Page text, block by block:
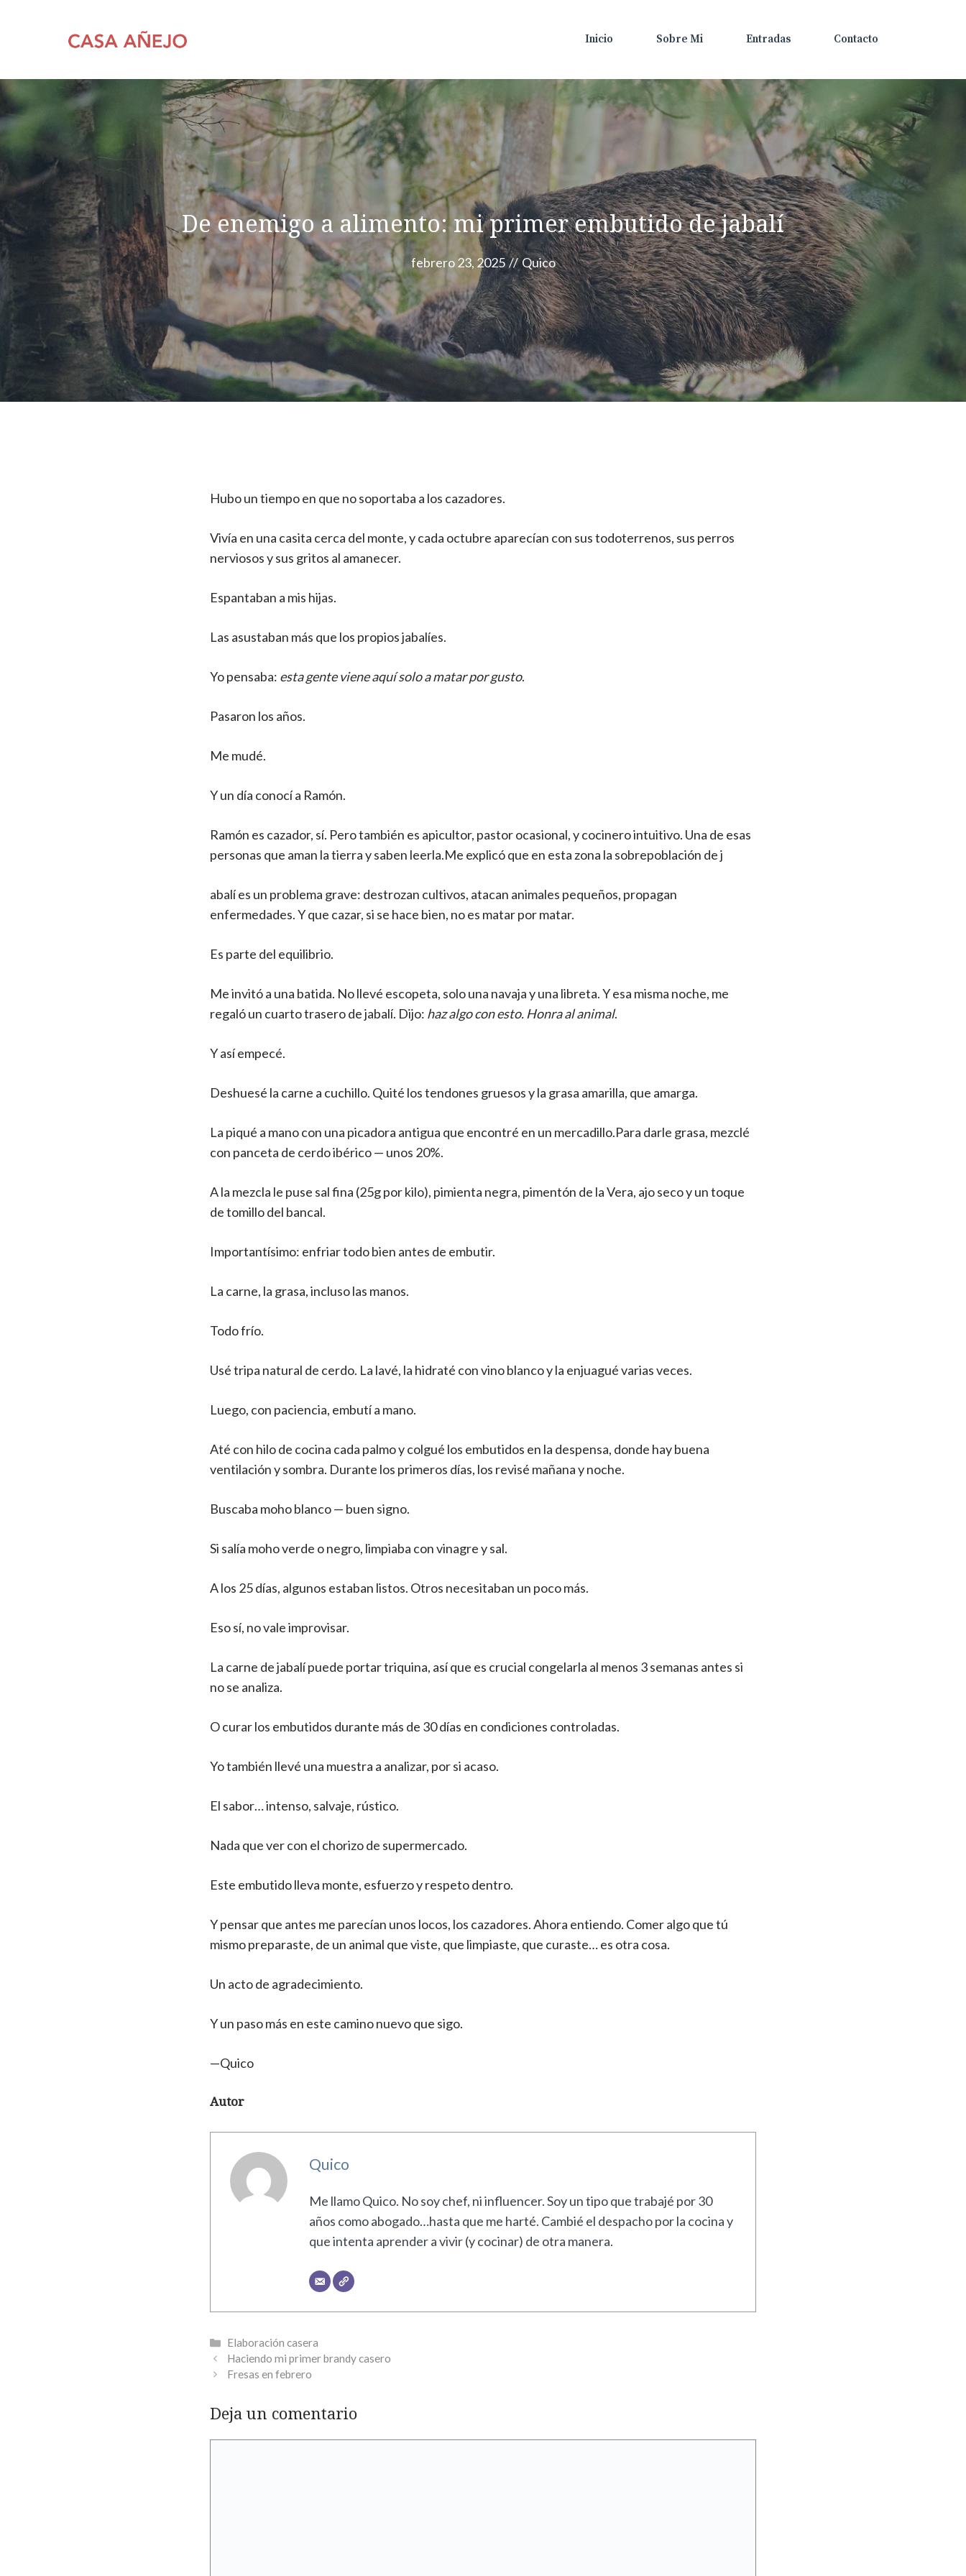
Inicio Sobre Mi Entradas Contacto
De enemigo a alimento: mi primer embutido de jabalí
febrero 23, 2025 // Quico
Hubo un tiempo en que no soportaba a los cazadores.
Vivía en una casita cerca del monte, y cada octubre aparecían con sus todoterrenos, sus perros
nerviosos y sus gritos al amanecer.
Espantaban a mis hijas.
Las asustaban más que los propios jabalíes.
Yo pensaba: esta gente viene aquí solo a matar por gusto.
Pasaron los años.
Me mudé.
Y un día conocí a Ramón.
Ramón es cazador, sí. Pero también es apicultor, pastor ocasional, y cocinero intuitivo. Una de esas
personas que aman la tierra y saben leerla.Me explicó que en esta zona la sobrepoblación de j
abalí es un problema grave: destrozan cultivos, atacan animales pequeños, propagan
enfermedades. Y que cazar, si se hace bien, no es matar por matar.
Es parte del equilibrio.
Me invitó a una batida. No llevé escopeta, solo una navaja y una libreta. Y esa misma noche, me
regaló un cuarto trasero de jabalí. Dijo: haz algo con esto. Honra al animal.
Y así empecé.
Deshuesé la carne a cuchillo. Quité los tendones gruesos y la grasa amarilla, que amarga.
La piqué a mano con una picadora antigua que encontré en un mercadillo.Para darle grasa, mezclé
con panceta de cerdo ibérico — unos 20%.
A la mezcla le puse sal fina (25g por kilo), pimienta negra, pimentón de la Vera, ajo seco y un toque
de tomillo del bancal.
Importantísimo: enfriar todo bien antes de embutir.
La carne, la grasa, incluso las manos.
Todo frío.
Usé tripa natural de cerdo. La lavé, la hidraté con vino blanco y la enjuagué varias veces.
Luego, con paciencia, embutí a mano.
Até con hilo de cocina cada palmo y colgué los embutidos en la despensa, donde hay buena
ventilación y sombra. Durante los primeros días, los revisé mañana y noche.
Buscaba moho blanco — buen signo.
Si salía moho verde o negro, limpiaba con vinagre y sal.
A los 25 días, algunos estaban listos. Otros necesitaban un poco más.
Eso sí, no vale improvisar.
La carne de jabalí puede portar triquina, así que es crucial congelarla al menos 3 semanas antes si
no se analiza.
O curar los embutidos durante más de 30 días en condiciones controladas.
Yo también llevé una muestra a analizar, por si acaso.
El sabor… intenso, salvaje, rústico.
Nada que ver con el chorizo de supermercado.
Este embutido lleva monte, esfuerzo y respeto dentro.
Y pensar que antes me parecían unos locos, los cazadores. Ahora entiendo. Comer algo que tú
mismo preparaste, de un animal que viste, que limpiaste, que curaste… es otra cosa.
Un acto de agradecimiento.
Y un paso más en este camino nuevo que sigo.
—Quico
Autor
Quico
Me llamo Quico. No soy chef, ni influencer. Soy un tipo que trabajé por 30
años como abogado…hasta que me harté. Cambié el despacho por la cocina y
que intenta aprender a vivir (y cocinar) de otra manera.
Categorías
Elaboración casera
Haciendo mi primer brandy casero
Fresas en febrero
Deja un comentario